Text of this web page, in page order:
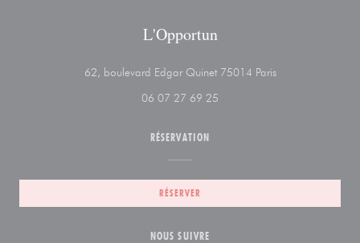
L'Opportun
62, boulevard Edgar Quinet 75014 Paris((ouvre une
06 07 27 69 25
RÉSERVATION
RÉSERVER
NOUS SUIVRE